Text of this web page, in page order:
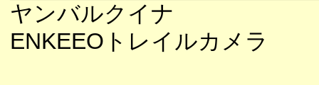
ヤンバルクイナ
ENKEEOトレイルカメラ